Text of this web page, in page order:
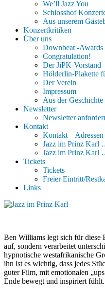
We’ll Jazz You
Schlosshof
Aus unserem
Konzertkritiken
Über uns
Downbeat -Awards
Congratulation!
Der JiPK-Vorstand
Hölderlin-Plakette
Der Verein
Impressum
Aus der
Newsletter
Newsletter
Kontakt
Kontakt – Adressen
Jazz im Prinz Karl
Jazz im Prinz Karl
Tickets
Tickets
Freier Eintritt/
Links
Ben Williams legt sich für diese
auf, sondern verarbeitet
hypnotische westafrikanische
ihn ist es wichtig, dass jedes
guter Film, mit emotionalen
Ende bewegt und inspiriert fühlt.